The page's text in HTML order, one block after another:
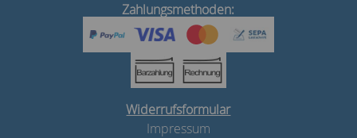
Zahlungsmethoden:
Widerrufsformular
Impressum